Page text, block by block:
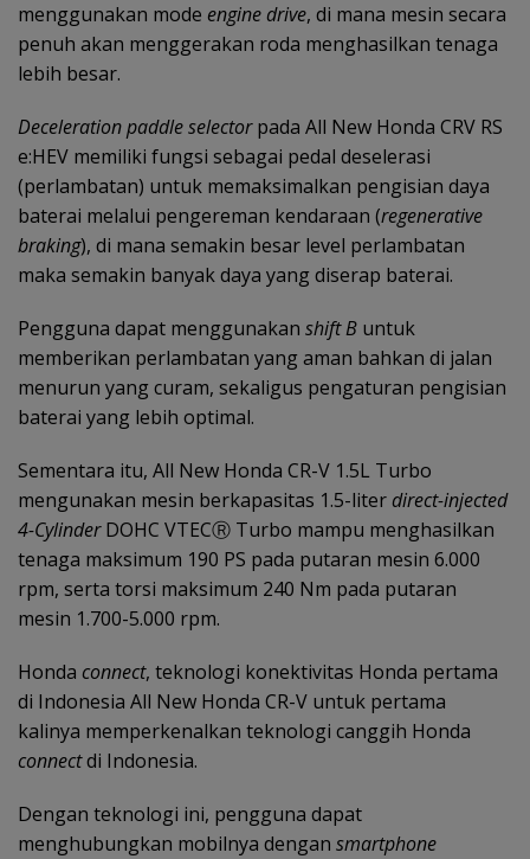
menggunakan mode engine drive, di mana mesin secara
penuh akan menggerakan roda menghasilkan tenaga
lebih besar.
Deceleration paddle selectorpada All New Honda CRV RS
e:HEV memiliki fungsi sebagai pedal deselerasi
(perlambatan) untuk memaksimalkan pengisian daya
baterai melalui pengereman kendaraan (regenerative
braking), di mana semakin besar level perlambatan
maka semakin banyak daya yang diserap baterai.
Pengguna dapat menggunakan shift B untuk
memberikan perlambatan yang aman bahkan di jalan
menurun yang curam, sekaligus pengaturan pengisian
baterai yang lebih optimal.
Sementara itu, All New Honda CR-V 1.5L Turbo
mengunakan mesin berkapasitas 1.5-liter direct-injected
4-CylinderDOHC VTECⓇ Turbo mampu menghasilkan
tenaga maksimum 190 PS pada putaran mesin 6.000
rpm, serta torsi maksimum 240 Nm pada putaran
mesin 1.700-5.000 rpm.
Honda connect, teknologi konektivitas Honda pertama
di Indonesia All New Honda CR-V untuk pertama
kalinya memperkenalkan teknologi canggih Honda
connectdi Indonesia.
Dengan teknologi ini, pengguna dapat
menghubungkan mobilnya dengan smartphone